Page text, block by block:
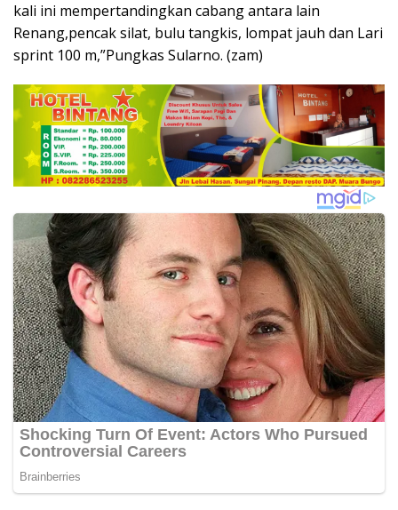
kali ini mempertandingkan cabang antara lain
Renang,pencak silat, bulu tangkis, lompat jauh dan Lari
sprint 100 m,”Pungkas Sularno. (zam)